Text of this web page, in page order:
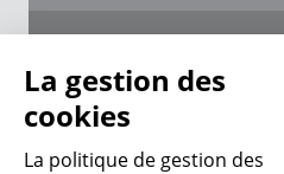
Nous suivre
La gestion des
cookies
La politique de gestion des